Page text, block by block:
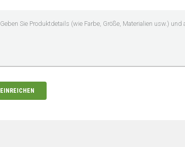
EINREICHEN